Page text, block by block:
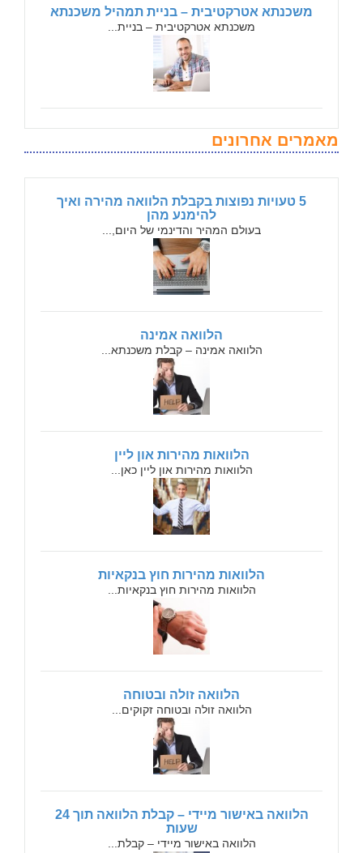
משכנתא אטרקטיבית – בניית תמהיל משכנתא
משכנתא אטרקטיבית – בניית...
מאמרים אחרונים
5 טעויות נפוצות בקבלת הלוואה מהירה ואיך
להימנע מהן
בעולם המהיר והדינמי של היום,...
הלוואה אמינה
הלוואה אמינה – קבלת משכנתא...
הלוואות מהירות און ליין
הלוואות מהירות און ליין כאן...
הלוואות מהירות חוץ בנקאיות
הלוואות מהירות חוץ בנקאיות...
הלוואה זולה ובטוחה
הלוואה זולה ובטוחה זקוקים...
הלוואה באישור מיידי – קבלת הלוואה תוך 24
שעות
הלוואה באישור מיידי – קבלת...